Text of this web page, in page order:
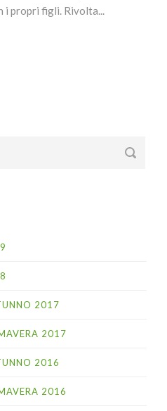
i propri figli. Rivolta...
2017
2017
2016
2016